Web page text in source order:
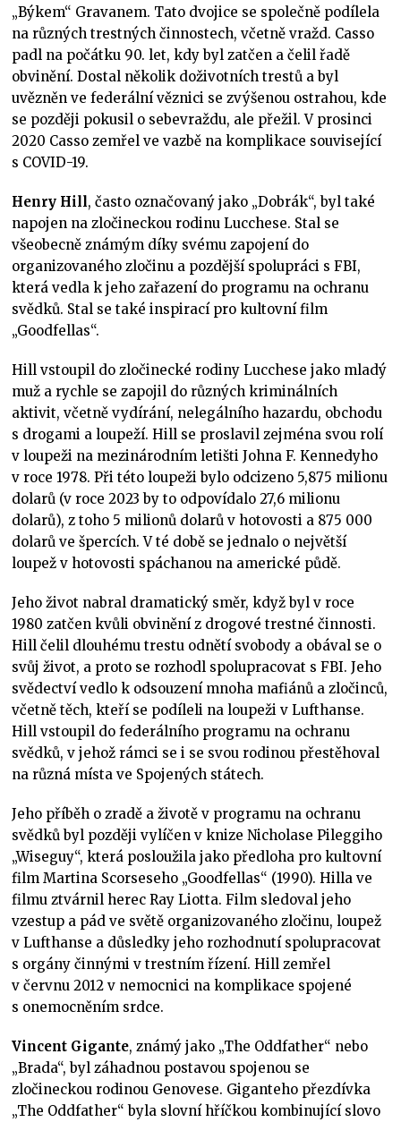
„Býkem“ Gravanem. Tato dvojice se společně podílela
na různých trestných činnostech, včetně vražd. Casso
padl na počátku 90. let, kdy byl zatčen a čelil řadě
obvinění. Dostal několik doživotních trestů a byl
uvězněn ve federální věznici se zvýšenou ostrahou, kde
se později pokusil o sebevraždu, ale přežil. V prosinci
2020 Casso zemřel ve vazbě na komplikace související
s COVID-19.
Henry Hill, často označovaný jako „Dobrák“, byl také
napojen na zločineckou rodinu Lucchese. Stal se
všeobecně známým díky svému zapojení do
organizovaného zločinu a pozdější spolupráci s FBI,
která vedla k jeho zařazení do programu na ochranu
svědků. Stal se také inspirací pro kultovní film
„Goodfellas“.
Hill vstoupil do zločinecké rodiny Lucchese jako mladý
muž a rychle se zapojil do různých kriminálních
aktivit, včetně vydírání, nelegálního hazardu, obchodu
s drogami a loupeží. Hill se proslavil zejména svou rolí
v loupeži na mezinárodním letišti Johna F. Kennedyho
v roce 1978. Při této loupeži bylo odcizeno 5,875 milionu
dolarů (v roce 2023 by to odpovídalo 27,6 milionu
dolarů), z toho 5 milionů dolarů v hotovosti a 875 000
dolarů ve špercích. V té době se jednalo o největší
loupež v hotovosti spáchanou na americké půdě.
Jeho život nabral dramatický směr, když byl v roce
1980 zatčen kvůli obvinění z drogové trestné činnosti.
Hill čelil dlouhému trestu odnětí svobody a obával se o
svůj život, a proto se rozhodl spolupracovat s FBI. Jeho
svědectví vedlo k odsouzení mnoha mafiánů a zločinců,
včetně těch, kteří se podíleli na loupeži v Lufthanse.
Hill vstoupil do federálního programu na ochranu
svědků, v jehož rámci se i se svou rodinou přestěhoval
na různá místa ve Spojených státech.
Jeho příběh o zradě a životě v programu na ochranu
svědků byl později vylíčen v knize Nicholase Pileggiho
„Wiseguy“, která posloužila jako předloha pro kultovní
film Martina Scorseseho „Goodfellas“ (1990). Hilla ve
filmu ztvárnil herec Ray Liotta. Film sledoval jeho
vzestup a pád ve světě organizovaného zločinu, loupež
v Lufthanse a důsledky jeho rozhodnutí spolupracovat
s orgány činnými v trestním řízení. Hill zemřel
v červnu 2012 v nemocnici na komplikace spojené
s onemocněním srdce.
Vincent Gigante, známý jako „The Oddfather“ nebo
„Brada“, byl záhadnou postavou spojenou se
zločineckou rodinou Genovese. Giganteho přezdívka
„The Oddfather“ byla slovní hříčkou kombinující slovo